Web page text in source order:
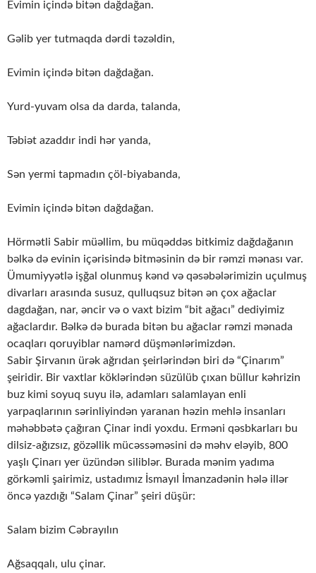
Evimin içində bitən dağdağan.
Gəlib yer tutmaqda dərdi təzəldin,
Evimin içində bitən dağdağan.
Yurd-yuvam olsa da darda, talanda,
Təbiət azaddır indi hər yanda,
Sən yermi tapmadın çöl-biyabanda,
Evimin içində bitən dağdağan.
Hörmətli Sabir müəllim, bu müqəddəs bitkimiz dağdağanın
bəlkə də evinin içərisində bitməsinin də bir rəmzi mənası var.
Ümumiyyətlə işğal olunmuş kənd və qəsəbələrimizin uçulmuş
divarları arasında susuz, qulluqsuz bitən ən çox ağaclar
dagdağan, nar, əncir və o vaxt bizim “bit ağacı” dediyimiz
ağaclardır. Bəlkə də burada bitən bu ağaclar rəmzi mənada
ocaqları qoruyiblar namərd düşmənlərimizdən.
Sabir Şirvanın ürək ağrıdan şeirlərindən biri də “Çinarım”
şeiridir. Bir vaxtlar köklərindən süzülüb çıxan büllur kəhrizin
buz kimi soyuq suyu ilə, adamları salamlayan enli
yarpaqlarının sərinliyindən yaranan həzin mehlə insanları
məhəbbətə çağıran Çinar indi yoxdu. Erməni qəsbkarları bu
dilsiz-ağızsız, gözəllik mücəssəməsini də məhv eləyib, 800
yaşlı Çinarı yer üzündən siliblər. Burada mənim yadıma
görkəmli şairimiz, ustadımız İsmayıl İmanzadənin hələ illər
öncə yazdığı “Salam Çinar” şeiri düşür:
Salam bizim Cəbrayılın
Ağsaqqalı, ulu çinar.